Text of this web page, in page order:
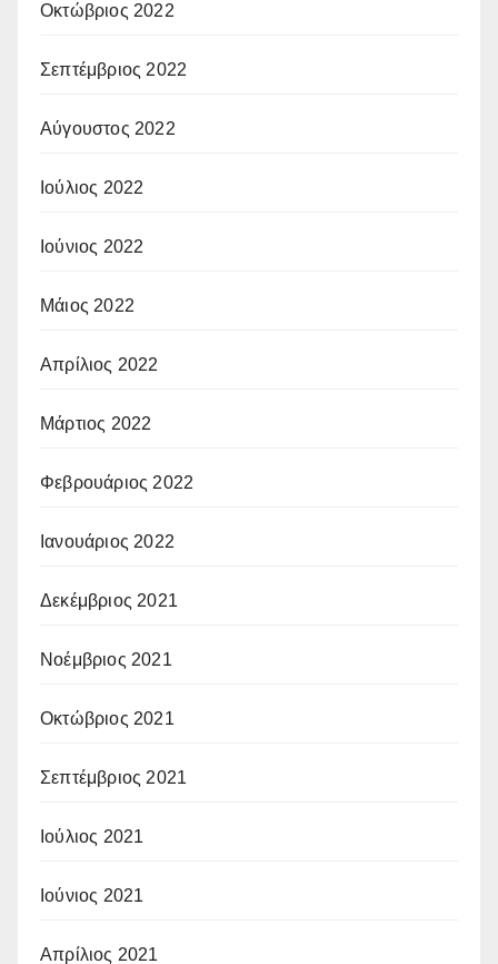
Οκτώβριος 2022
Σεπτέμβριος 2022
Αύγουστος 2022
Ιούλιος 2022
Ιούνιος 2022
Μάιος 2022
Απρίλιος 2022
Μάρτιος 2022
Φεβρουάριος 2022
Ιανουάριος 2022
Δεκέμβριος 2021
Νοέμβριος 2021
Οκτώβριος 2021
Σεπτέμβριος 2021
Ιούλιος 2021
Ιούνιος 2021
Απρίλιος 2021